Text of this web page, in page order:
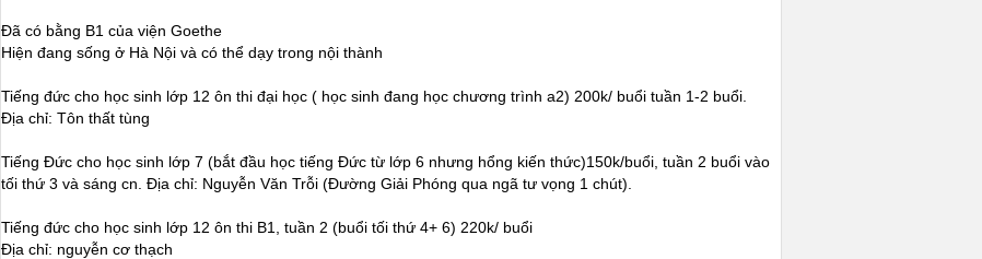
Đã có bằng B1 của viện Goethe
Hiện đang sống ở Hà Nội và có thể dạy trong nội thành
Tiếng đức cho học sinh lớp 12 ôn thi đại học ( học sinh đang học chương trình a2) 200k/ buổi tuần 1-2 buổi.
Địa chỉ: Tôn thất tùng
Tiếng Đức cho học sinh lớp 7 (bắt đầu học tiếng Đức từ lớp 6 nhưng hổng kiến thức)150k/buổi, tuần 2 buổi vào
tối thứ 3 và sáng cn. Địa chỉ: Nguyễn Văn Trỗi (Đường Giải Phóng qua ngã tư vọng 1 chút).
Tiếng đức cho học sinh lớp 12 ôn thi B1, tuần 2 (buổi tối thứ 4+ 6) 220k/ buổi
Địa chỉ: nguyễn cơ thạch